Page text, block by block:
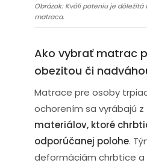
Obrázok: Kvôli poteniu je
matraca.
Ako vybrať matrac
obezitou či
Matrace pre osoby
ochorením sa vyrábajú z
materiálov, ktoré
odporúčanej polohe.
deformáciám chrbtice a